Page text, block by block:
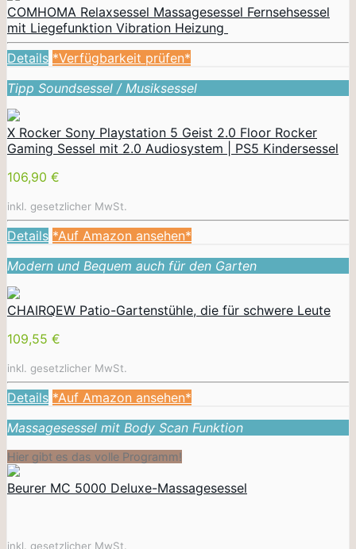
COMHOMA Relaxsessel Massagesessel Fernsehsessel
mit Liegefunktion Vibration Heizung
Details *Verfügbarkeit prüfen*
Tipp Soundsessel / Musiksessel
X Rocker Sony Playstation 5 Geist 2.0 Floor Rocker
Gaming Sessel mit 2.0 Audiosystem | PS5 Kindersessel
106,90 €
inkl. gesetzlicher MwSt.
Details *Auf Amazon ansehen*
Modern und Bequem auch für den Garten
CHAIRQEW Patio-Gartenstühle, die für schwere Leute
109,55 €
inkl. gesetzlicher MwSt.
Details *Auf Amazon ansehen*
Massagesessel mit Body Scan Funktion
Hier gibt es das volle Programm!
Beurer MC 5000 Deluxe-Massagesessel
inkl. gesetzlicher MwSt.